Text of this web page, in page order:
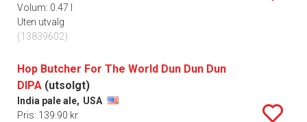
Volum: 0.47 l
Uten utvalg
(13839602)
Hop Butcher For The World Dun Dun Dun
DIPA (utsolgt)
India pale ale, USA
Pris: 139.90 kr